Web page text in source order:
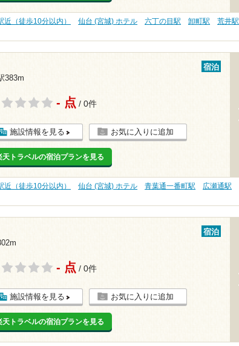
近（徒歩10分以内） 仙台 (宮城) ホテル 六丁の目駅 卸町駅
荒井駅
383m
宿泊
- 点 / 0件
施設情報を見る お気に入りに追加
天トラベルの宿泊プランを見る
近（徒歩10分以内） 仙台 (宮城) ホテル 青葉通一番町駅
広瀬通駅
宿泊
- 点 / 0件
施設情報を見る お気に入りに追加
天トラベルの宿泊プランを見る